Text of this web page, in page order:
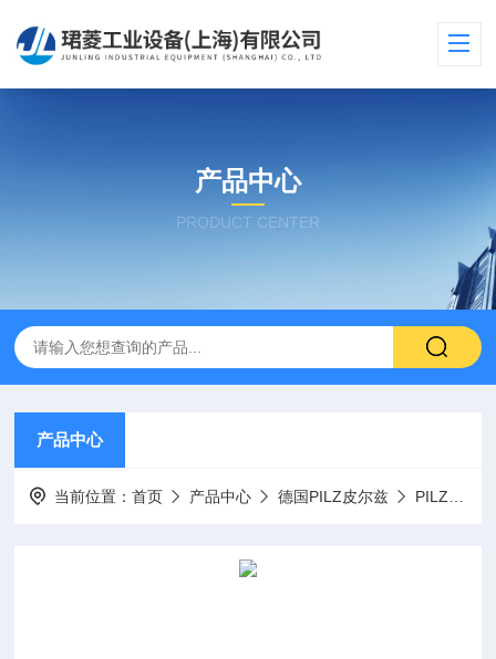
产品中心
PRODUCT CENTER
产品中心
当前位置：首页 产品中心 德国PILZ皮尔兹 PILZ传感器